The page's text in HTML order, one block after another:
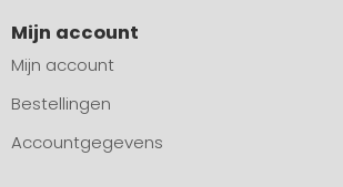
Mijn account
Mijn account
Bestellingen
Accountgegevens